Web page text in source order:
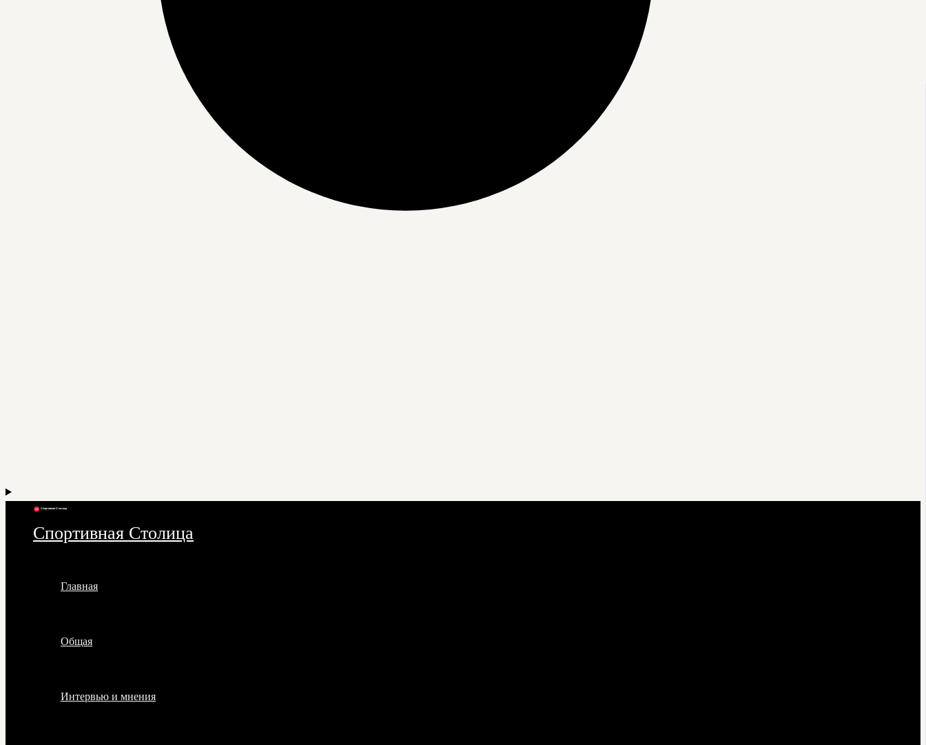
Спортивная Столица
Главная
Общая
Интервью и мнения